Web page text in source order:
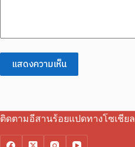
แสดงความเห็น
ติดตามอีสานร้อยแปดทางโซเชียล